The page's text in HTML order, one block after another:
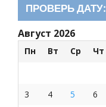
ПРОВЕРЬ ДАТУ:
Август 2026
Пн Вт Ср Чт
3
4 5 6